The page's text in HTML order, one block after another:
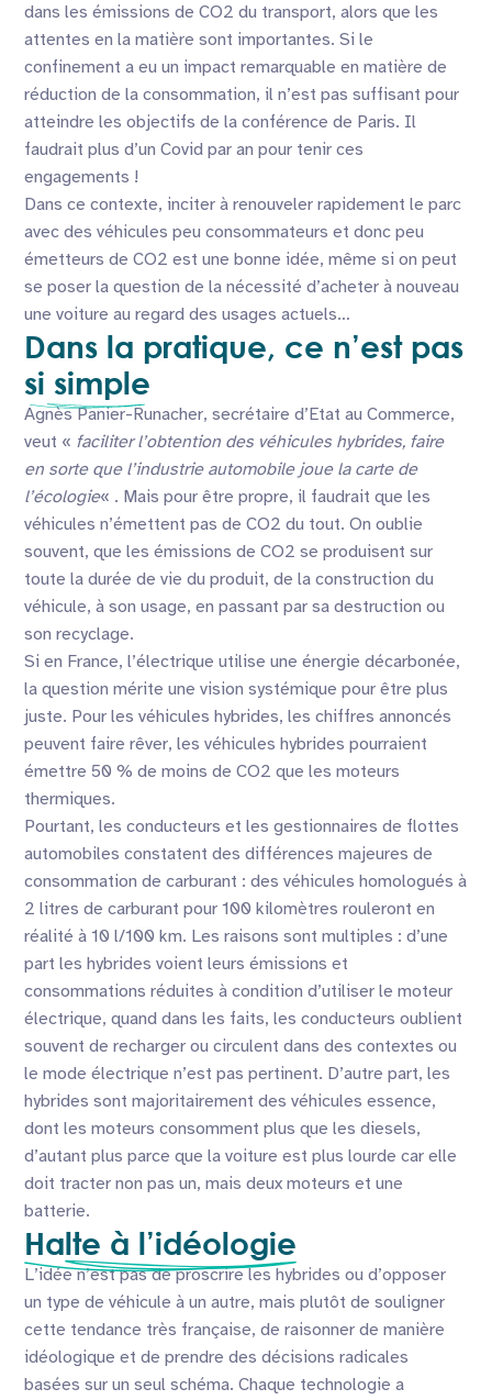
dans les émissions de CO2 du transport, alors que les
attentes en la matière sont importantes. Si le
confinement a eu un impact remarquable en matière de
réduction de la consommation, il n’est pas suffisant pour
atteindre les objectifs de la conférence de Paris. Il
faudrait plus d’un Covid par an pour tenir ces
engagements !
Dans ce contexte, inciter à renouveler rapidement le parc
avec des véhicules peu consommateurs et donc peu
émetteurs de CO2 est une bonne idée, même si on peut
se poser la question de la nécessité d’acheter à nouveau
une voiture au regard des usages actuels…
Dans la pratique, ce n’est pas
si simple
Agnès Panier-Runacher, secrétaire d’Etat au Commerce,
veut « faciliter l’obtention des véhicules hybrides, faire
en sorte que l’industrie automobile joue la carte de
l’écologie« . Mais pour être propre, il faudrait que les
véhicules n’émettent pas de CO2 du tout. On oublie
souvent, que les émissions de CO2 se produisent sur
toute la durée de vie du produit, de la construction du
véhicule, à son usage, en passant par sa destruction ou
son recyclage.
Si en France, l’électrique utilise une énergie décarbonée,
la question mérite une vision systémique pour être plus
juste. Pour les véhicules hybrides, les chiffres annoncés
peuvent faire rêver, les véhicules hybrides pourraient
émettre 50 % de moins de CO2 que les moteurs
thermiques.
Pourtant, les conducteurs et les gestionnaires de flottes
automobiles constatent des différences majeures de
consommation de carburant : des véhicules homologués à
2 litres de carburant pour 100 kilomètres rouleront en
réalité à 10 l/100 km. Les raisons sont multiples : d’une
part les hybrides voient leurs émissions et
consommations réduites à condition d’utiliser le moteur
électrique, quand dans les faits, les conducteurs oublient
souvent de recharger ou circulent dans des contextes ou
le mode électrique n’est pas pertinent. D’autre part, les
hybrides sont majoritairement des véhicules essence,
dont les moteurs consomment plus que les diesels,
d’autant plus parce que la voiture est plus lourde car elle
doit tracter non pas un, mais deux moteurs et une
batterie.
Halte à l’idéologie
L’idée n’est pas de proscrire les hybrides ou d’opposer
un type de véhicule à un autre, mais plutôt de souligner
cette tendance très française, de raisonner de manière
idéologique et de prendre des décisions radicales
basées sur un seul schéma. Chaque technologie a